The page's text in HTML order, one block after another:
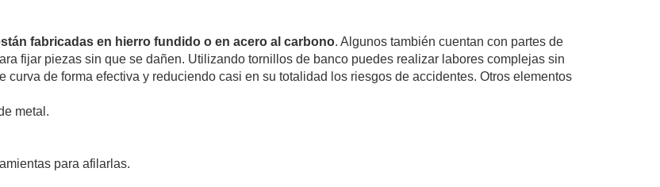
fabricadas en hierro fundido o en acero al carbono. Algunos también cuentan con partes de
fijar piezas sin que se dañen. Utilizando tornillos de banco puedes realizar labores complejas sin
de forma efectiva y reduciendo casi en su totalidad los riesgos de accidentes. Otros elementos
metal.
para afilarlas.